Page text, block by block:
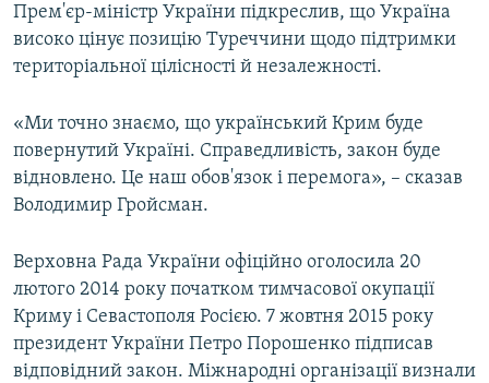
Прем'єр-міністр України підкреслив, що Україна
високо цінує позицію Туреччини щодо підтримки
територіальної цілісності й незалежності.
«Ми точно знаємо, що український Крим буде
повернутий Україні. Справедливість, закон буде
відновлено. Це наш обов'язок і перемога», – сказав
Володимир Гройсман.
Верховна Рада України офіційно оголосила 20
лютого 2014 року початком тимчасової окупації
Криму і Севастополя Росією. 7 жовтня 2015 року
президент України Петро Порошенко підписав
відповідний закон. Міжнародні організації визнали